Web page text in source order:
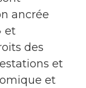
ancrée
et
des
et
et